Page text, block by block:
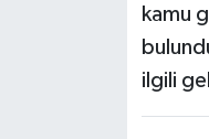
kamu
ilgili